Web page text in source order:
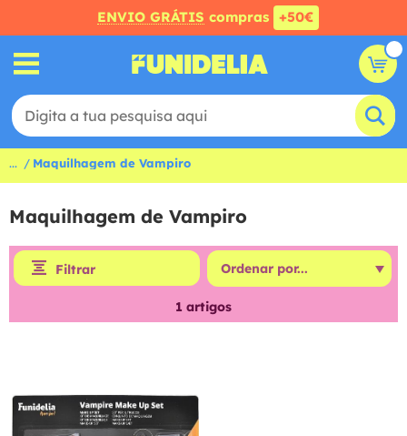
ENVIO GRÁTIS compras +50€
... Maquilhagem de Vampiro
Maquilhagem de Vampiro
Filtrar
1 artigos